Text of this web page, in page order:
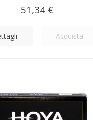
51,34 €
Acquista